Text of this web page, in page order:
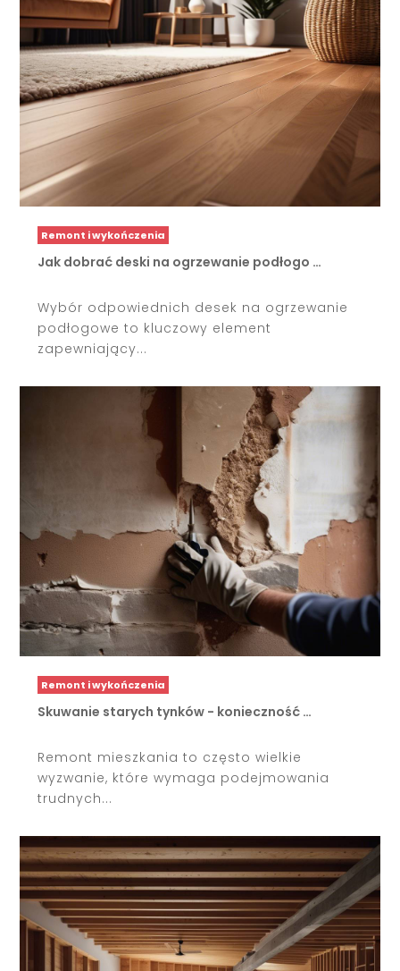
Remont i wykończenia
Jak dobrać deski na ogrzewanie podłogo …
Wybór odpowiednich desek na ogrzewanie
podłogowe to kluczowy element
zapewniający...
Remont i wykończenia
Skuwanie starych tynków - konieczność …
Remont mieszkania to często wielkie
wyzwanie, które wymaga podejmowania
trudnych...